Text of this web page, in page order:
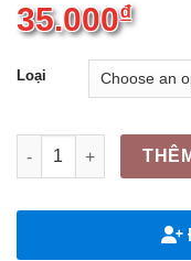
35.000₫
Loại
1Kg Túi siêu thị 2kg,